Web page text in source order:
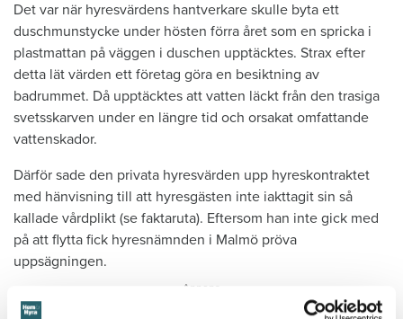
Det var när hyresvärdens hantverkare skulle byta ett
duschmunstycke under hösten förra året som en spricka i
plastmattan på väggen i duschen upptäcktes. Strax efter
detta lät värden ett företag göra en besiktning av
badrummet. Då upptäcktes att vatten läckt från den trasiga
svetsskarven under en längre tid och orsakat omfattande
vattenskador.
Därför sade den privata hyresvärden upp hyreskontraktet
med hänvisning till att hyresgästen inte iakttagit sin så
kallade vårdplikt (se faktaruta). Eftersom han inte gick med
på att flytta fick hyresnämnden i Malmö pröva
uppsägningen.